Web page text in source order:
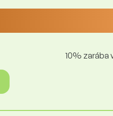
10% zarába